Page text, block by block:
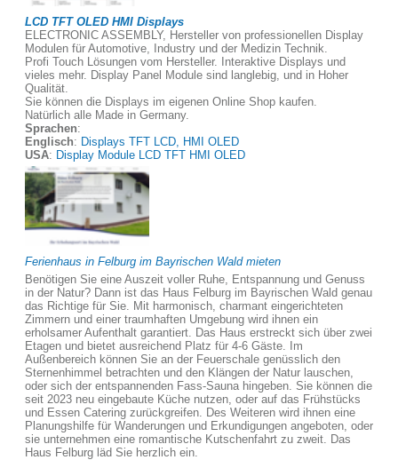
LCD TFT OLED HMI Displays
ELECTRONIC ASSEMBLY, Hersteller von professionellen Display
Modulen für Automotive, Industry und der Medizin Technik.
Profi Touch Lösungen vom Hersteller. Interaktive Displays und
vieles mehr. Display Panel Module sind langlebig, und in Hoher
Qualität.
Sie können die Displays im eigenen Online Shop kaufen.
Natürlich alle Made in Germany.
Sprachen:
Englisch: Displays TFT LCD, HMI OLED
USA: Display Module LCD TFT HMI OLED
Ferienhaus in Felburg im Bayrischen Wald mieten
Benötigen Sie eine Auszeit voller Ruhe, Entspannung und Genuss
in der Natur? Dann ist das Haus Felburg im Bayrischen Wald genau
das Richtige für Sie. Mit harmonisch, charmant eingerichteten
Zimmern und einer traumhaften Umgebung wird ihnen ein
erholsamer Aufenthalt garantiert. Das Haus erstreckt sich über zwei
Etagen und bietet ausreichend Platz für 4-6 Gäste. Im
Außenbereich können Sie an der Feuerschale genüsslich den
Sternenhimmel betrachten und den Klängen der Natur lauschen,
oder sich der entspannenden Fass-Sauna hingeben. Sie können die
seit 2023 neu eingebaute Küche nutzen, oder auf das Frühstücks
und Essen Catering zurückgreifen. Des Weiteren wird ihnen eine
Planungshilfe für Wanderungen und Erkundigungen angeboten, oder
sie unternehmen eine romantische Kutschenfahrt zu zweit. Das
Haus Felburg läd Sie herzlich ein.